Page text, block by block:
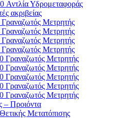
Αντλία Υδρομεταφοράς
ακριβείας
Μετρητής
Μετρητής
Μετρητής
Μετρητής
Γραναζωτός Μετρητής
Γραναζωτός Μετρητής
Γραναζωτός Μετρητής
Γραναζωτός Μετρητής
Γραναζωτός Μετρητής
– Προιόντα
Μετατόπισης